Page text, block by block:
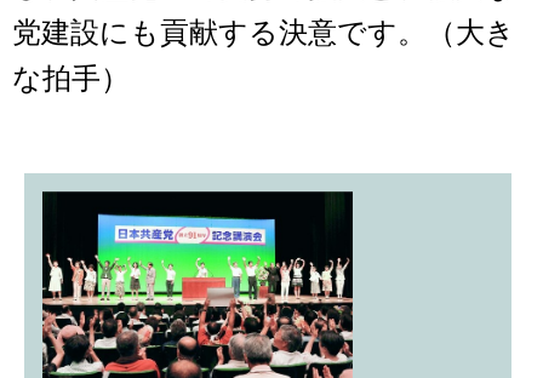
党建設にも貢献する決意です。（大き
な拍手）